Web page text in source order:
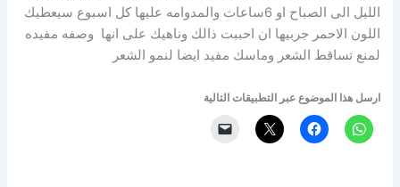
الليل الى الصباح او 6ساعات والمدوامه عليها كل اسبوع سيعطيك
اللون الاحمر جربيها ان احببت ذالك وناهيك على انها وصفه مفيده
لمنع تساقط الشعر وماسك مفيد ايضا لنمو الشعر
ارسل هذا الموضوع عبر التطبيقات التالية